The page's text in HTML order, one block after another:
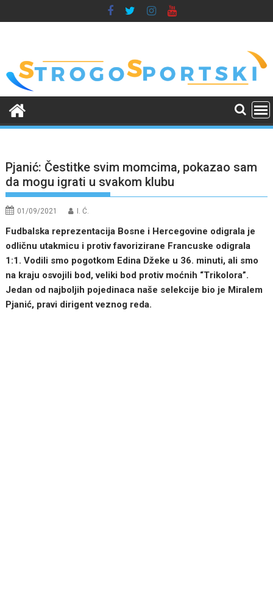
to
Pjanić: Čestitke svim momcima, pokazao sam
da mogu igrati u svakom klubu
01/09/2021 I. Ć.
Fudbalska reprezentacija Bosne i Hercegovine odigrala je
odličnu utakmicu i protiv favorizirane Francuske odigrala
1:1. Vodili smo pogotkom Edina Džeke u 36. minuti, ali smo
na kraju osvojili bod, veliki bod protiv moćnih “Trikolora”.
Jedan od najboljih pojedinaca naše selekcije bio je Miralem
Pjanić, pravi dirigent veznog reda.